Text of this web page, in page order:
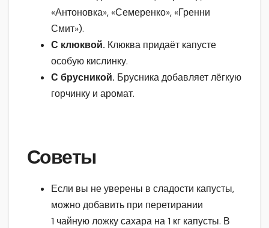
«Антоновка», «Семеренко», «Гренни
Смит»).
С клюквой. Клюква придаёт капусте
особую кислинку.
С брусникой. Брусника добавляет лёгкую
горчинку и аромат.
Советы
Если вы не уверены в сладости капусты,
можно добавить при перетирании
1 чайную ложку сахара на 1 кг капусты. В